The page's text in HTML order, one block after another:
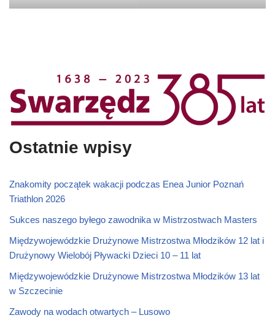
Ostatnie wpisy
Znakomity początek wakacji podczas Enea Junior Poznań
Triathlon 2026
Sukces naszego byłego zawodnika w Mistrzostwach Masters
Międzywojewódzkie Drużynowe Mistrzostwa Młodzików 12 lat i
Drużynowy Wielobój Pływacki Dzieci 10 – 11 lat
Międzywojewódzkie Drużynowe Mistrzostwa Młodzików 13 lat
w Szczecinie
Zawody na wodach otwartych – Lusowo